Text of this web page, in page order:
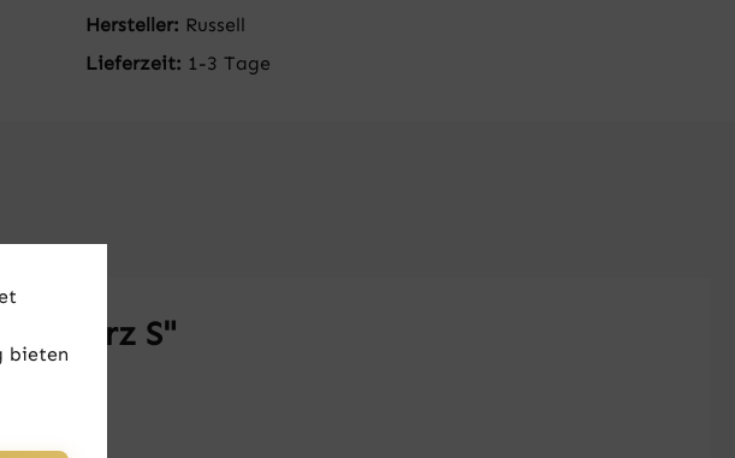
Hersteller: Russell
Lieferzeit: 1-3 Tage
S"
bieten